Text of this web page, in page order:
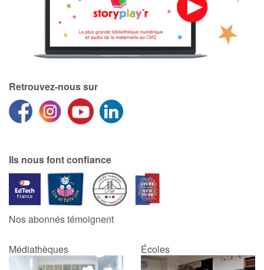
Quotidien et loisirs
Amour et amitié
Sujets de société
Formats et illustrations
Catalogue anglais
Contraste +
Retrouvez-nous sur
Ils nous font confiance
Nos abonnés témoignent
Médiathèques Écoles